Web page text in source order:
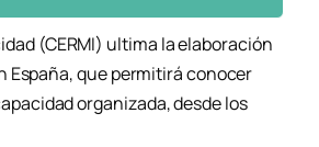
(CERMI) ultima la elaboración
España, que permitirá conocer
organizada, desde los